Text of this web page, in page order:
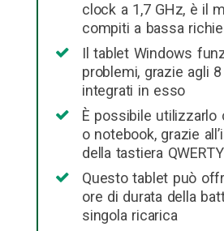
clock a 1,7 GHz, è il
compiti a bassa
Il tablet Windows
problemi, grazie agli 8
integrati in esso
È possibile utilizzarlo
o notebook, grazie
della tastiera QWERTY
Questo tablet può
ore di durata della
singola ricarica